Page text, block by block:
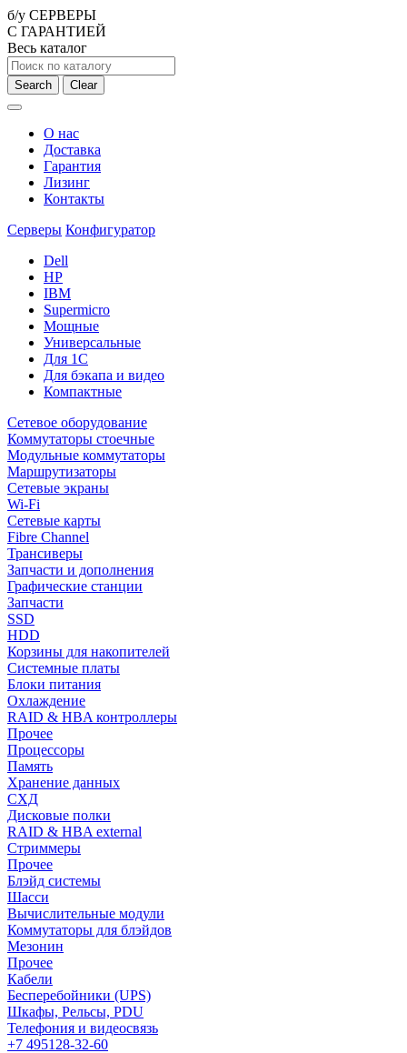
б/у СЕРВЕРЫ
С ГАРАНТИЕЙ
Весь каталог
Search Clear
О нас
Доставка
Гарантия
Лизинг
Контакты
Серверы Конфигуратор
Dell
HP
IBM
Supermicro
Мощные
Универсальные
Для 1С
Для бэкапа и видео
Компактные
Сетевое оборудование
Коммутаторы стоечные
Модульные коммутаторы
Маршрутизаторы
Сетевые экраны
Wi-Fi
Сетевые карты
Fibre Channel
Трансиверы
Запчасти и дополнения
Графические станции
Запчасти
SSD
HDD
Корзины для накопителей
Системные платы
Блоки питания
Охлаждение
RAID & HBA контроллеры
Прочее
Процессоры
Память
Хранение данных
СХД
Дисковые полки
RAID & HBA external
Стриммеры
Прочее
Блэйд системы
Шасси
Вычислительные модули
Коммутаторы для блэйдов
Мезонин
Прочее
Кабели
Бесперебойники (UPS)
Шкафы, Рельсы, PDU
Телефония и видеосвязь
+7 495128-32-60